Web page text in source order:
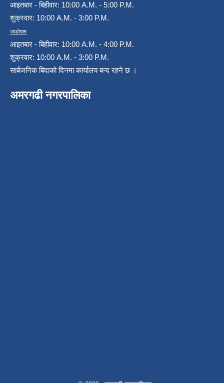
आइतबार - बिहीवार: 10:00 A.M. - 5:00 P.M.
शुक्रवार: 10:00 A.M. - 3:00 P.M.
जाडोयाम
आइतबार - बिहीवार: 10:00 A.M. - 4:00 P.M.
शुक्रवार: 10:00 A.M. - 3:00 P.M.
सार्बजनिक बिदाको दिनमा कार्यालय बन्द रहने छ ।
अमरगढी नगरपालिका